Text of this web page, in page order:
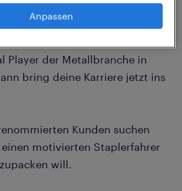
ordentlich Praxis
suchst nicht nur einen Job,
Player der Metallbranche in
bring deine Karriere jetzt ins
Kunden suchen
motivierten Staplerfahrer
will.
Anpassen